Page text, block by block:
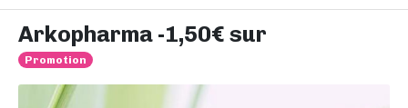
Arkopharma -1,50€ sur
Promotion